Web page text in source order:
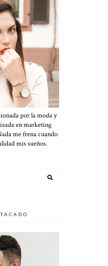
por la moda y
en marketing
me frena cuando
mis sueños.